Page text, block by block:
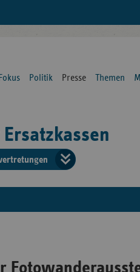
Fokus Politik Presse Themen
der